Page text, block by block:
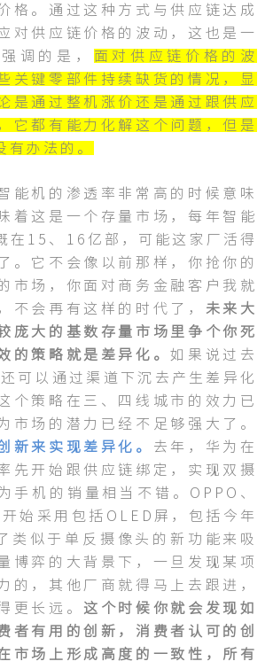
格。通过这种方式与供应链达成
对供应链价格的波动，这也是一
调的是， 面对供应链价格的波
关键零部件持续缺货的情况，显
是通过整机涨价还是通过跟供应
它都有能力化解这个问题，但是
有办法的。
能机的渗透率非常高的时候意味
着这是一个存量市场，每年智能
在15、16亿部，可能这家厂活得
。它不会像以前那样，你抢你的
市场，你面对商务金融客户我就
不会再有这样的时代了， 未来大
庞大的基数存量市场里争个你死
的策略就是差异化。如果说过去
可以通过渠道下沉去产生差异化
个策略在三、四线城市的效力已
市场的潜力已经不足够强大了。
新来实现差异化。 去年，华为在
先开始跟供应链绑定，实现双摄
手机的销量相当不错。OPPO、
始采用包括OLED屏，包括今年
类似于单反摄像头的新功能来吸
博弈的大背景下，一旦发现某项
的，其他厂商就得马上去跟进，
更长远。 这个时候你就会发现如
者有用的创新，消费者认可的创
市场上形成高度的一致性，所有